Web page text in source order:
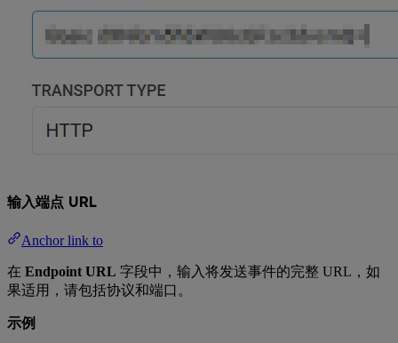
输入端点 URL
Anchor link to
在 Endpoint URL 字段中，输入将发送事件的完整 URL，如
果适用，请包括协议和端口。
示例